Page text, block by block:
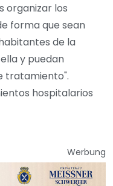
organizar los
forma que sean
de la
y puedan
tratamiento".
hospitalarios
Werbung